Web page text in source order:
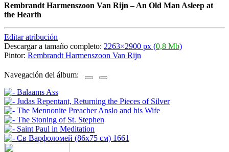
Rembrandt Harmenszoon Van Rijn –An Old Man Asleep at
the Hearth
Editar atribución
Descargar a tamaño completo: 2263×2900 px (0,8 Mb)
Pintor: Rembrandt Harmenszoon Van Rijn
Navegación del álbum: